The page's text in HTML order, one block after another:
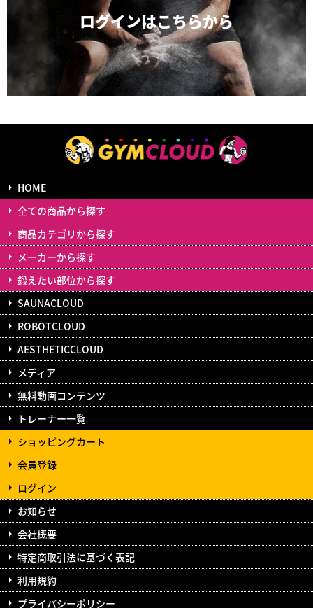
ログインはこちらから
HOME
全ての商品から探す
商品カテゴリから探す
メーカーから探す
鍛えたい部位から探す
SAUNACLOUD
ROBOTCLOUD
AESTHETICCLOUD
メディア
無料動画コンテンツ
トレーナー一覧
ショッピングカート
会員登録
ログイン
お知らせ
会社概要
特定商取引法に基づく表記
利用規約
プライバシーポリシー